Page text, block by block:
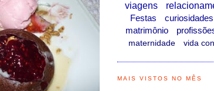
viagens
Festas
curiosidades
matrimônio
maternidade
vida
MAIS VISTOS NO MÊS